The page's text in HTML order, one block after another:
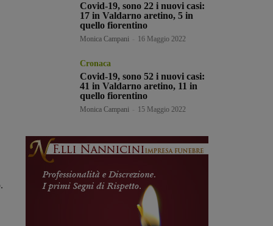
Covid-19, sono 22 i nuovi casi:
17 in Valdarno aretino, 5 in
quello fiorentino
Monica Campani 16 Maggio 2022
Cronaca
Covid-19, sono 52 i nuovi casi:
41 in Valdarno aretino, 11 in
quello fiorentino
Monica Campani 15 Maggio 2022